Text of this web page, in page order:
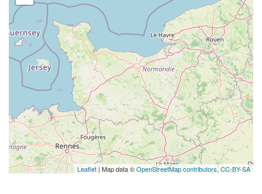
Leaflet | Map data ©OpenStreetMap contributors, CC-BY-SA